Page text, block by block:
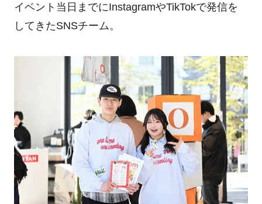
イベント当日までにInstagramやTikTokで発信を
してきたSNSチーム。